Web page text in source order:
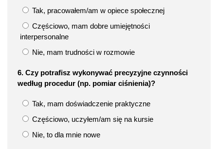
Tak, pracowałem/am w opiece społecznej
Częściowo, mam dobre umiejętności
interpersonalne
Nie, mam trudności w rozmowie
6. Czy potrafisz wykonywać precyzyjne czynności
według procedur (np. pomiar ciśnienia)?
Tak, mam doświadczenie praktyczne
Częściowo, uczyłem/am się na kursie
Nie, to dla mnie nowe